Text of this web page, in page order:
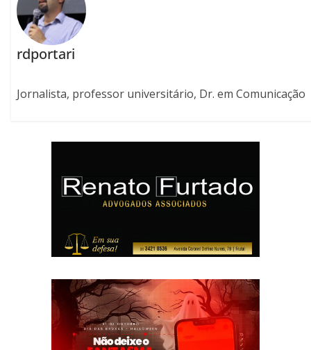
rdportari
Jornalista, professor universitário, Dr. em Comunicação